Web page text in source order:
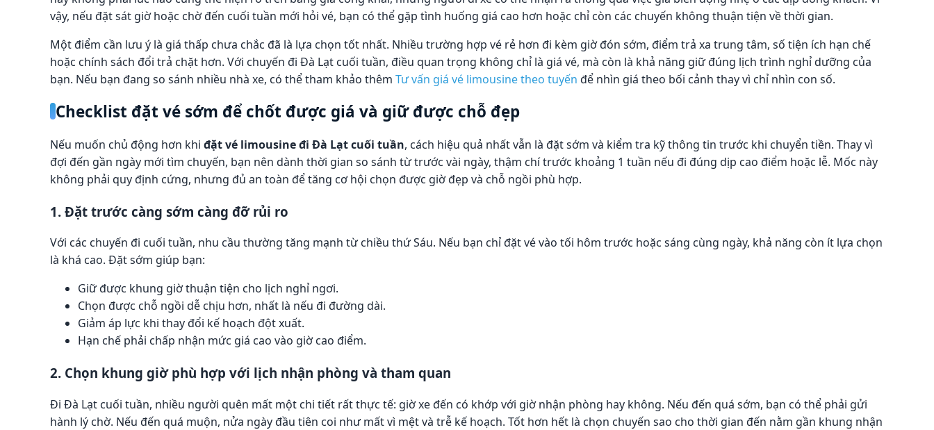
vậy, nếu đặt sát giờ hoặc chờ đến cuối tuần mới hỏi vé, bạn có thể gặp tình huống giá cao hơn hoặc chỉ còn các chuyến không thuận tiện về thời gian.
Một điểm cần lưu ý là giá thấp chưa chắc đã là lựa chọn tốt nhất. Nhiều trường hợp vé rẻ hơn đi kèm giờ đón sớm, điểm trả xa trung tâm, số tiện ích hạn chế
hoặc chính sách đổi trả chặt hơn. Với chuyến đi Đà Lạt cuối tuần, điều quan trọng không chỉ là giá vé, mà còn là khả năng giữ đúng lịch trình nghỉ dưỡng của
bạn. Nếu bạn đang so sánh nhiều nhà xe, có thể tham khảo thêm Tư vấn giá vé limousine theo tuyến để nhìn giá theo bối cảnh thay vì chỉ nhìn con số.
Checklist đặt vé sớm để chốt được giá và giữ được chỗ đẹp
Nếu muốn chủ động hơn khi đặt vé limousine đi Đà Lạt cuối tuần, cách hiệu quả nhất vẫn là đặt sớm và kiểm tra kỹ thông tin trước khi chuyển tiền. Thay vì
đợi đến gần ngày mới tìm chuyến, bạn nên dành thời gian so sánh từ trước vài ngày, thậm chí trước khoảng 1 tuần nếu đi đúng dịp cao điểm hoặc lễ. Mốc này
không phải quy định cứng, nhưng đủ an toàn để tăng cơ hội chọn được giờ đẹp và chỗ ngồi phù hợp.
1. Đặt trước càng sớm càng đỡ rủi ro
Với các chuyến đi cuối tuần, nhu cầu thường tăng mạnh từ chiều thứ Sáu. Nếu bạn chỉ đặt vé vào tối hôm trước hoặc sáng cùng ngày, khả năng còn ít lựa chọn
là khá cao. Đặt sớm giúp bạn:
Giữ được khung giờ thuận tiện cho lịch nghỉ ngơi.
Chọn được chỗ ngồi dễ chịu hơn, nhất là nếu đi đường dài.
Giảm áp lực khi thay đổi kế hoạch đột xuất.
Hạn chế phải chấp nhận mức giá cao vào giờ cao điểm.
2. Chọn khung giờ phù hợp với lịch nhận phòng và tham quan
Đi Đà Lạt cuối tuần, nhiều người quên mất một chi tiết rất thực tế: giờ xe đến có khớp với giờ nhận phòng hay không. Nếu đến quá sớm, bạn có thể phải gửi
hành lý chờ. Nếu đến quá muộn, nửa ngày đầu tiên coi như mất vì mệt và trễ kế hoạch. Tốt hơn hết là chọn chuyến sao cho thời gian đến nằm gần khung nhận